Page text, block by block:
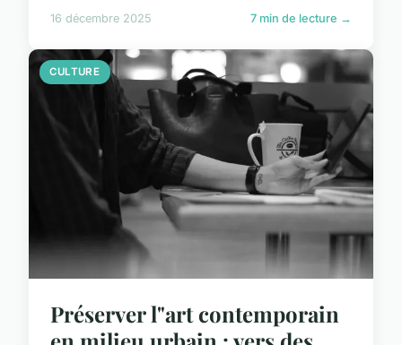
16 décembre 2025 7 min de lecture →
CULTURE
Préserver l"art contemporain